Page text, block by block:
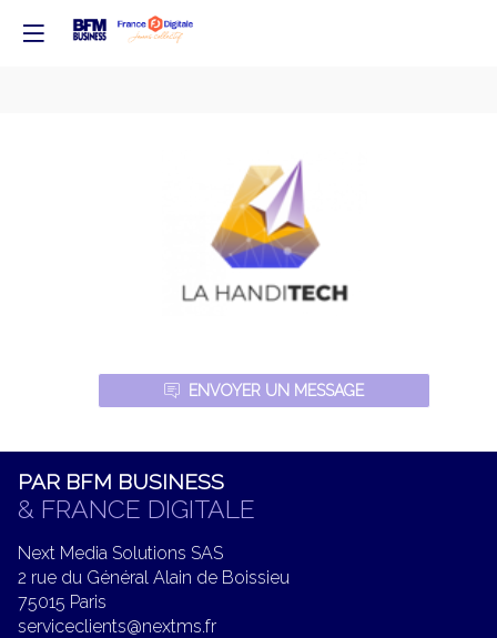
ENVOYER UN MESSAGE
PAR BFM BUSINESS
& FRANCE DIGITALE
Next Media Solutions SAS
2 rue du Général Alain de Boissieu
75015 Paris
serviceclients@nextms.fr